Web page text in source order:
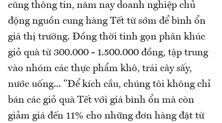
cũng thông tin, năm nay doanh nghiệp chủ
động nguồn cung hàng Tết từ sớm để bình ổn
giá thị trường. Đồng thời tinh gọn phân khúc
giỏ quà từ 300.000 - 1.500.000 đồng, tập trung
vào nhóm các thực phẩm khô, trái cây sấy,
nước uống... "Để kích cầu, chúng tôi không chỉ
bán các giỏ quà Tết với giá bình ổn mà còn
giảm giá đến 11% cho những đơn hàng đặt từ